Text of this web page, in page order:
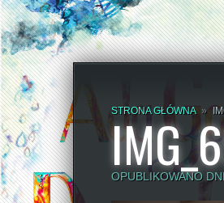
STRONA GŁÓWNA »
OPUBLIKOWANO